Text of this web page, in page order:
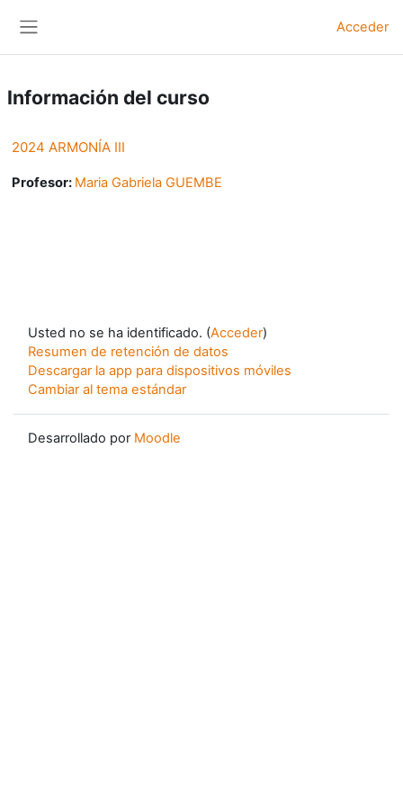
Acceder
Información del curso
2024 ARMONÍA III
Profesor: Maria Gabriela GUEMBE
Usted no se ha identificado. (Acceder)
Resumen de retención de datos
Descargar la app para dispositivos móviles
Cambiar al tema estándar
Desarrollado por Moodle